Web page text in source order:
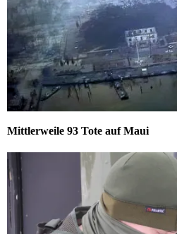
Mittlerweile 93 Tote auf Maui